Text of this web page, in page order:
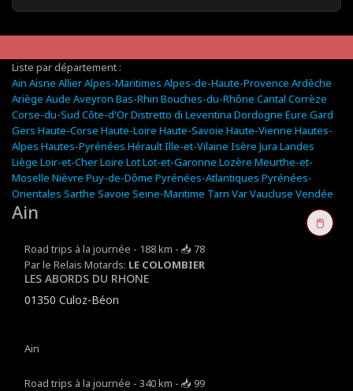
Liste par département :
Ain Aisne AllierAlpes-Maritimes Alpes-de-Haute-Provence Ardèche
Ariège Aude Aveyron Bas-Rhin Bouches-du-Rhône Cantal Corrèze
Corse-du-Sud Côte-d'OrDistretto di Leventina Dordogne Eure Gard
Gers Haute-Corse Haute-Loire Haute-Savoie Haute-Vienne Hautes-
Alpes Hautes-Pyrénées HéraultIlle-et-Vilaine Isère Jura Landes
Liège Loir-et-CherLoire LotLot-et-Garonne Lozère Meurthe-et-
Moselle Nièvre Puy-de-Dôme Pyrénées-Atlantiques Pyrénées-
Orientales Sarthe Savoie Seine-Maritime Tarn VarVaucluse Vendée
+
−
Leaflet
🖱️
Ain
Road trips à la journée - 188 km - 📥 78
Par le Relais Motards: LE COLOMBIER
LES ABORDS DU RHONE
01350 Culoz-Béon
Ain
Road trips à la journée - 340 km - 📥 99